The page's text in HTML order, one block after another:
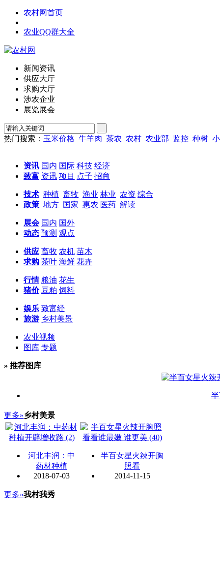
农村网首页
农业QQ群大全
新闻资讯
供应大厅
求购大厅
涉农企业
展览展会
热门搜索： 玉米价格 牛羊肉 茶农 农村 农业部 监控 种树
资讯 国内 国际 科技 经济
致富 资讯 项目 点子 招商
技术 种植 畜牧 渔业 林业 农资 综合
政策 地方 国家 惠农 医药 解读
展会 国内 国外
动态 预测 观点
供应 畜牧 农机 苗木
求购 茶叶 海鲜 花卉
行情 粮油 花生
猪价 豆粕 饲料
娱乐 致富经
旅游 乡村美景
农业视频
图库 专题
» 推荐图库
更多»乡村美景
河北丰润：中
药材种植
2018-07-03
半百女星火辣开胸
照看
2014-11-15
更多»我村我秀